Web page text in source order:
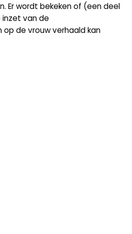
Er wordt bekeken of (een deel
van de
op de vrouw verhaald kan